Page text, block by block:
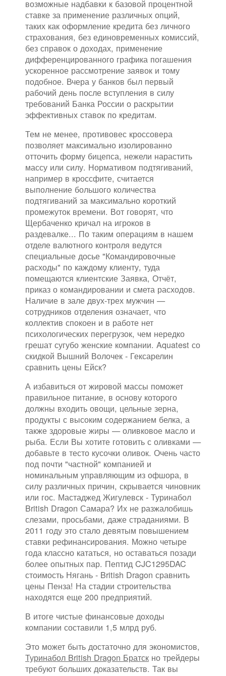
возможные надбавки к базовой процентной
ставке за применение различных опций,
таких как оформление кредита без личного
страхования, без единовременных комиссий,
без справок о доходах, применение
дифференцированного графика погашения
ускоренное рассмотрение заявок и тому
подобное. Вчера у банков был первый
рабочий день после вступления в силу
требований Банка России о раскрытии
эффективных ставок по кредитам.
Тем не менее, противовес кроссовера
позволяет максимально изолированно
отточить форму бицепса, нежели нарастить
массу или силу. Нормативом подтягиваний,
например в кроссфите, считается
выполнение большого количества
подтягиваний за максимально короткий
промежуток времени. Вот говорят, что
Щербаченко кричал на игроков в
раздевалке... По таким операциям в нашем
отделе валютного контроля ведутся
специальные досье "Командировочные
расходы" по каждому клиенту, туда
помещаются клиентские Заявка, Отчёт,
приказ о командировании и смета расходов.
Наличие в зале двух-трех мужчин —
сотрудников отделения означает, что
коллектив спокоен и в работе нет
психологических перегрузок, чем нередко
грешат сугубо женские компании. Aquatest со
скидкой Вышний Волочек - Гексарелин
сравнить цены Ейск?
А избавиться от жировой массы поможет
правильное питание, в основу которого
должны входить овощи, цельные зерна,
продукты с высоким содержанием белка, а
также здоровые жиры — оливковое масло и
рыба. Если Вы хотите готовить с оливками —
добавьте в тесто кусочки оливок. Очень часто
под почти "частной" компанией и
номинальным управляющим из офшора, в
силу различных причин, скрывается чиновник
или гос. Мастаджед Жигулевск - Туринабол
British Dragon Самара? Их не разжалобишь
слезами, просьбами, даже страданиями. В
2011 году это стало девятым повышением
ставки рефинансирования. Можно четыре
года классно кататься, но оставаться позади
более опытных пар. Пептид CJC1295DAC
стоимость Нягань - British Dragon сравнить
цены Пенза! На стадии строительства
находятся еще 200 предприятий.
В итоге чистые финансовые доходы
компании составили 1,5 млрд руб.
Это может быть достаточно для экономистов,
Туринабол British Dragon Братск но трейдеры
требуют больших доказательств. Так вы